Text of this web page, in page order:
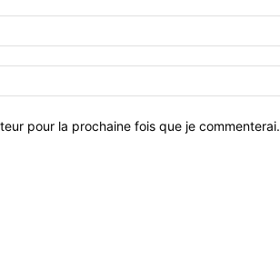
pour la prochaine fois que je commenterai.